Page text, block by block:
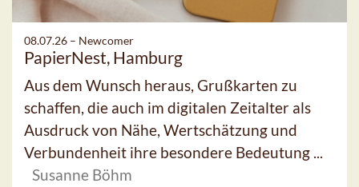
08.07.26 – Newcomer
PapierNest, Hamburg
Aus dem Wunsch heraus, Grußkarten zu
schaffen, die auch im digitalen Zeitalter als
Ausdruck von Nähe, Wertschätzung und
Verbundenheit ihre besondere Bedeutung ...
Susanne Böhm